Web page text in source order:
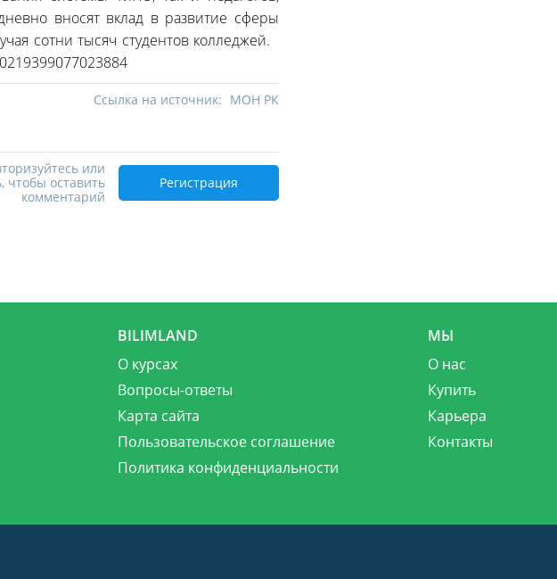
вносят вклад в развитие сферы
сотни тысяч студентов колледжей.
Ссылка на источник: МОН РК
или
чтобы оставить
комментарий
Регистрация
BILIMLAND
О курсах
Вопросы-ответы
Карта сайта
Пользовательское соглашение
Политика конфиденциальности
МЫ
О нас
Купить
Карьера
Контакты